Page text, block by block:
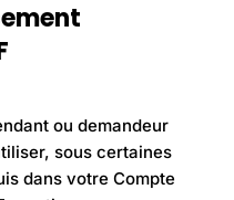
ou demandeur
, sous certaines
dans votre Compte